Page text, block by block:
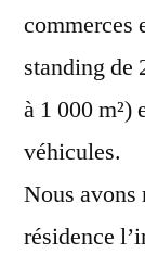
commerces
standing de
à 1 000 m²)
véhicules.
Nous avons
résidence